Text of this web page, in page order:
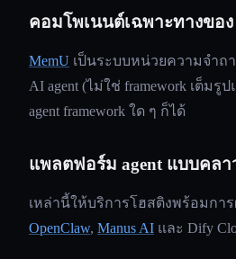
คอมโพเนนต์เฉพาะทางของ
MemU เป็นระบบหน่วยความจำถ
AI agent (ไม่ใช่ framework เต็ม
agent framework ใด ๆ ก็ได้
แพลตฟอร์ม agent แบบคลา
เหล่านี้ให้บริการโฮสติงพร้อมกา
OpenClaw, Manus AI และ Dify